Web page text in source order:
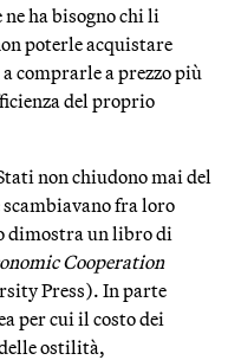
ha bisogno chi li
poterle acquistare
comprarle a prezzo più
del proprio
non chiudono mai del
fra loro
dimostra un libro di
Cooperation
Press). In parte
per cui il costo dei
ostilità,